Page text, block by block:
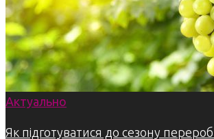
Актуально
Як підготуватися до сезону